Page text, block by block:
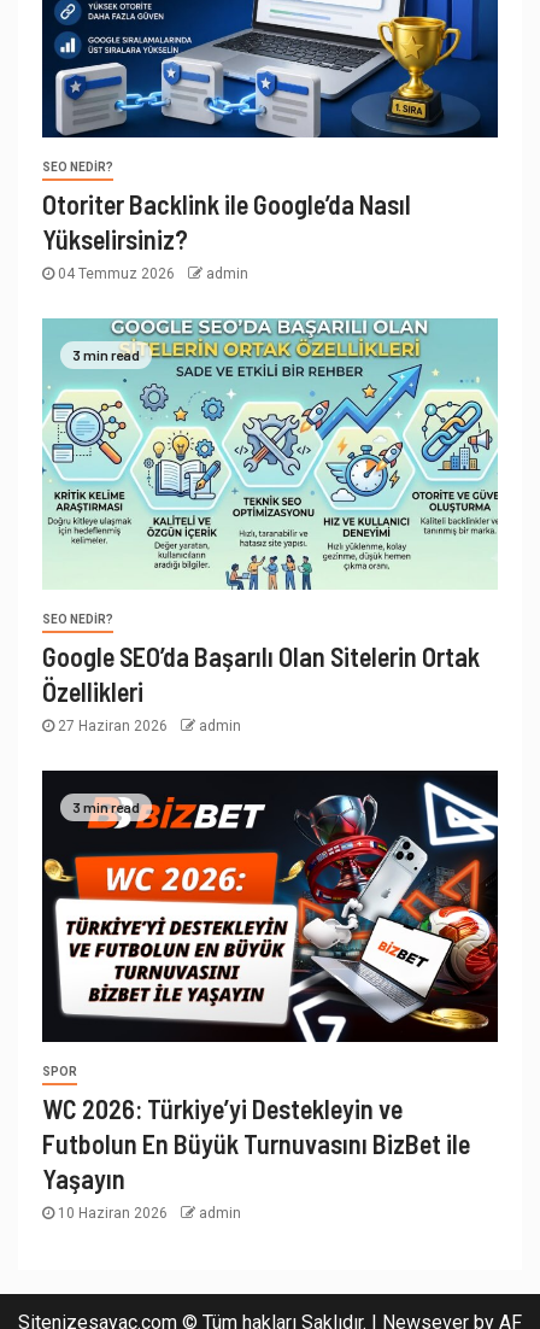
SEO NEDIR?
Otoriter Backlink ile Google’da Nasıl
Yükselirsiniz?
04 Temmuz 2026 admin
3 min read
SEO NEDIR?
Google SEO’da Başarılı Olan Sitelerin Ortak
Özellikleri
27 Haziran 2026 admin
3 min read
SPOR
WC 2026: Türkiye’yi Destekleyin ve
Futbolun En Büyük Turnuvasını BizBet ile
Yaşayın
10 Haziran 2026 admin
Sitenizesayac.com © Tüm hakları Saklıdır. | Newsever by AF